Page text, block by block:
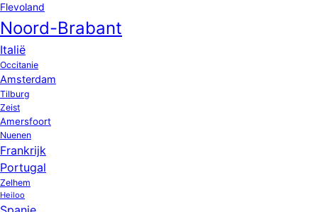
Flevoland
Noord-Brabant
Italië
Occitanie
Amsterdam
Tilburg
Zeist
Amersfoort
Nuenen
Frankrijk
Portugal
Zelhem
Heiloo